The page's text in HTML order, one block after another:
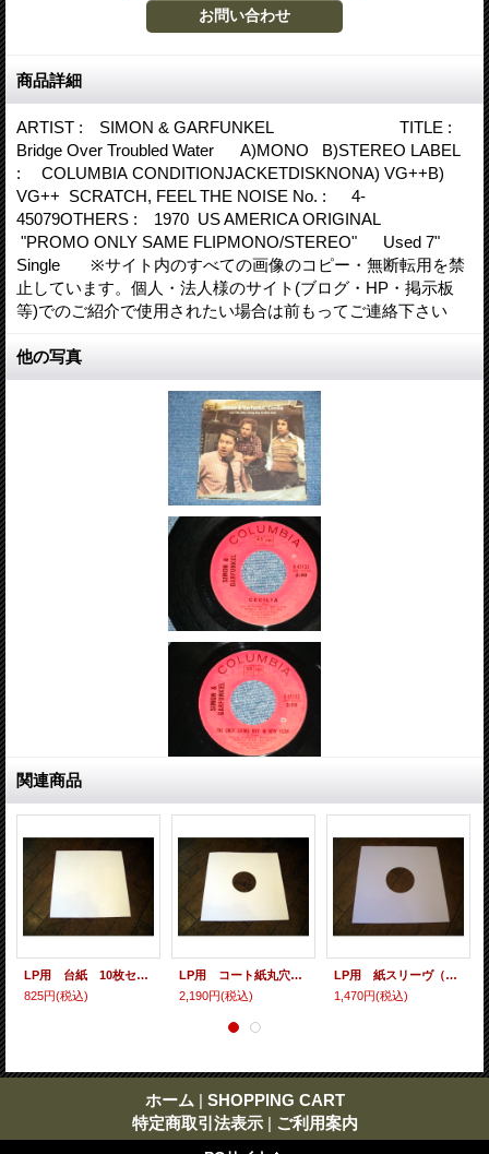
商品詳細
ARTIST : SIMON & GARFUNKEL TITLE :
Bridge Over Troubled Water A)MONO B)STEREO LABEL
: COLUMBIA CONDITIONJACKETDISKNONA) VG++B)
VG++ SCRATCH, FEEL THE NOISE No. : 4-
45079OTHERS : 1970 US AMERICA ORIGINAL
"PROMO ONLY SAME FLIPMONO/STEREO" Used 7"
Single ※サイト内のすべての画像のコピー・無断転用を禁
止しています。個人・法人様のサイト(ブログ・HP・掲示板
等)でのご紹介で使用されたい場合は前もってご連絡下さい
他の写真
関連商品
LP用 台紙 10枚セット
825円(税込)
LP用 コート紙丸穴ジャケ 10枚セット
2,190円(税込)
LP用 紙スリーヴ（レギュラー 四角の角） 10枚セット
1,470円(税込)
ホーム | SHOPPING CART
特定商取引法表示 | ご利用案内